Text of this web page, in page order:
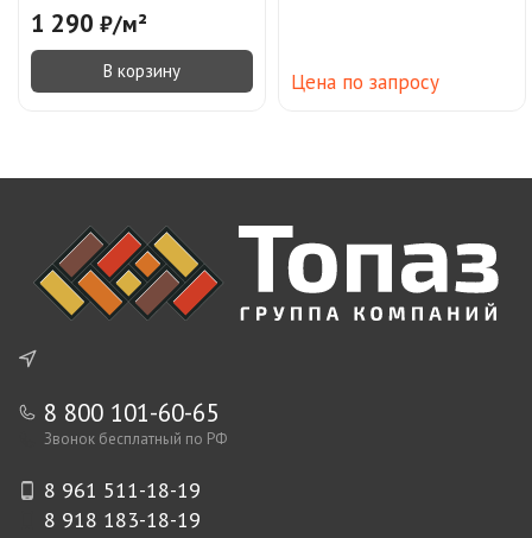
1 290 ₽/м²
В корзину Цена по запросу
8 800 101-60-65
Звонок бесплатный по РФ
8 961 511-18-19
8 918 183-18-19